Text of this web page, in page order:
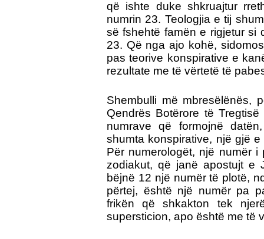
që ishte duke shkruajtur
numrin 23. Teologjia e tij
së fshehtë famën e rigjetur si
23. Që nga ajo kohë,
pas teorive konspirative e
rezultate me të vërtetë të
Shembulli më mbresëlënës,
Qendrës Botërore të
numrave që formojnë
shumta konspirative, një gjë
Për numerologët, një numër
zodiakut, që janë apostujt e
bëjnë 12 një numër të plotë,
përtej, është një numër pa
frikën që shkakton tek
supersticion, apo është me të